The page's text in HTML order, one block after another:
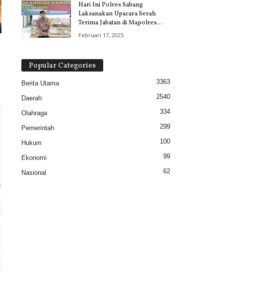
Hari Ini Polres Sabang
Laksanakan Upacara Serah
Terima Jabatan di Mapolres...
Februari 17, 2025
Popular Categories
Berita Utama 3363
Daerah 2540
Olahraga 334
Pemerintah 299
Hukum 100
Ekonomi 99
Nasional 62